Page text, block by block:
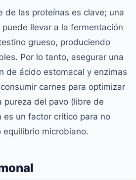
de las proteínas es clave; una
llevar a la fermentación
grueso, produciendo
Por lo tanto, asegurar una
de ácido estomacal y enzimas
carnes para optimizar
pureza del pavo (libre de
un factor crítico para no
microbiano.